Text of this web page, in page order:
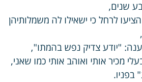
שנים,
לרחל כי ישאילו לה משמלותיהן
"יודע צדיק נפש בהמתו",
מכיר אותי ואוהב אותי כמו שאני,
בפניו.